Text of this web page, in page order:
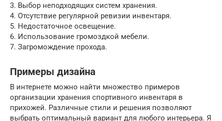
3. Выбор неподходящих систем хранения.
4. Отсутствие регулярной ревизии инвентаря.
5. Недостаточное освещение.
6. Использование громоздкой мебели.
7. Загромождение прохода.
Примеры дизайна
В интернете можно найти множество примеров
организации хранения спортивного инвентаря в
прихожей. Различные стили и решения позволяют
выбрать оптимальный вариант для любого интерьера. Я